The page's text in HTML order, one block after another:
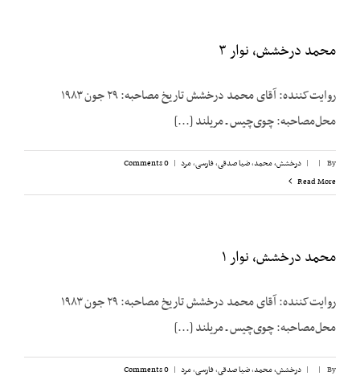
محمد درخشش، نوار ۳
روایت‌کننده: آقای محمد درخشش تاریخ مصاحبه: ۲۹ جون ۱۹۸۳
محل‌مصاحبه: چوی‌چیس ـ مریلند [...]
By
|
| درخشش،‌ محمد,ضیا صدقی,فارسی,مرد |
0 Comments
Read More
محمد درخشش، نوار ۱
روایت‌کننده: آقای محمد درخشش تاریخ مصاحبه: ۲۹ جون ۱۹۸۳
محل‌مصاحبه: چوی‌چیس ـ مریلند [...]
By
|
| درخشش،‌ محمد,ضیا صدقی,فارسی,مرد |
0 Comments